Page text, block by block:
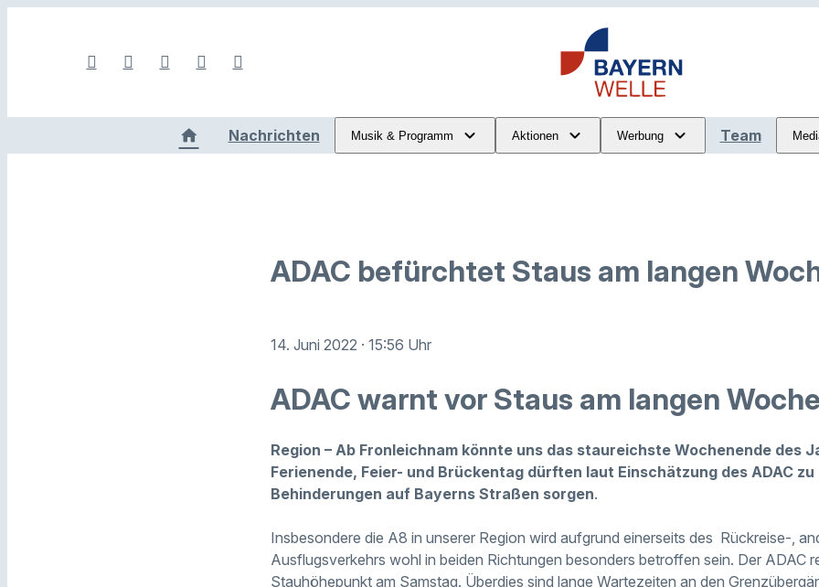
Nachrichten Musik & Programm Aktionen Werbung Team
ADAC befürchtet Staus am langen
14. Juni 2022 · 15:56 Uhr
ADAC warnt vor Staus am langen
Region – Ab Fronleichnam könnte uns das staureichste Wochenende des
Ferienende, Feier- und Brückentag dürften laut Einschätzung des ADAC zu
Behinderungen auf Bayerns Straßen sorgen.
Insbesondere die A8 in unserer Region wird aufgrund einerseits des Rückreise-,
Ausflugsverkehrs wohl in beiden Richtungen besonders betroffen sein. Der ADAC
Stauhöhepunkt am Samstag. Überdies sind lange Wartezeiten an den